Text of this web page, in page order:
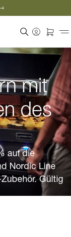
mit
des
auf die
Nordic Line
Gültig